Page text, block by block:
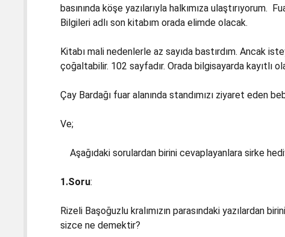
basınında köşe yazılarıyla halkımıza ulaştırıyorum.
Bilgileri adlı son kitabım orada elimde olacak.
Kitabı mali nedenlerle az sayıda bastırdım. Ancak
çoğaltabilir. 102 sayfadır. Orada bilgisayarda kayıtlı
Çay Bardağı fuar alanında standımızı ziyaret eden
Ve;
Aşağıdaki sorulardan birini cevaplayanlara sirke
1.Soru:
Rizeli Başoğuzlu kralımızın parasındaki yazılardan
sizce ne demektir?